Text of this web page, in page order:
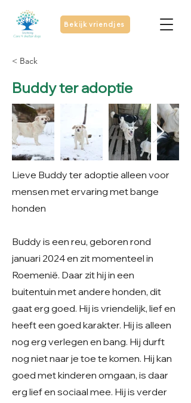
Bekijk vriendjes
< Back
Buddy ter adoptie
Lieve Buddy ter adoptie alleen voor
mensen met ervaring met bange
honden
Buddy is een reu, geboren rond
januari 2024 en zit momenteel in
Roemenië. Daar zit hij in een
buitentuin met andere honden, dit
gaat erg goed. Hij is vriendelijk, lief en
heeft een goed karakter. Hij is alleen
nog erg verlegen en bang. Hij durft
nog niet naar je toe te komen. Hij kan
goed met kinderen omgaan, is daar
erg lief en sociaal mee. Hij is verder